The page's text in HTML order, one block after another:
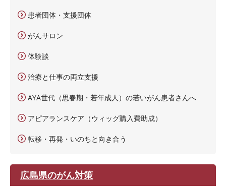
患者団体・支援団体
がんサロン
体験談
治療と仕事の両立支援
AYA世代（思春期・若年成人）の若いがん患者さんへ
アピアランスケア（ウィッグ購入費助成）
転移・再発・いのちと向き合う
広島県のがん対策